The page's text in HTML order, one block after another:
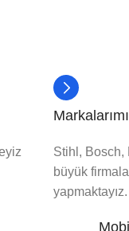
Stihl, Bosch,
büyük
yapmaktayız.